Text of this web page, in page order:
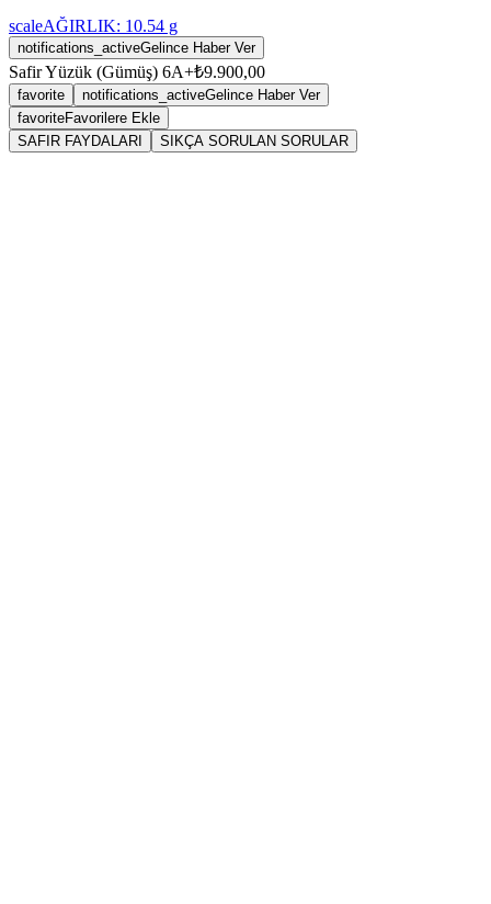
scaleAĞIRLIK: 10.54 g
notifications_activeGelince Haber Ver
Safir Yüzük (Gümüş) 6A+₺9.900,00
favorite notifications_activeGelince Haber Ver
favoriteFavorilere Ekle
SAFIR FAYDALARI
SIKÇA SORULAN SORULAR